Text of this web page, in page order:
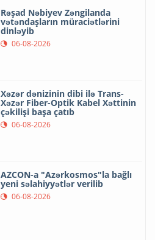
Rəşad Nəbiyev Zəngilanda
vətəndaşların müraciətlərini
dinləyib
06-08-2026
Xəzər dənizinin dibi ilə Trans-
Xəzər Fiber-Optik Kabel Xəttinin
çəkilişi başa çatıb
06-08-2026
AZCON-a "Azərkosmos"la bağlı
yeni səlahiyyətlər verilib
06-08-2026